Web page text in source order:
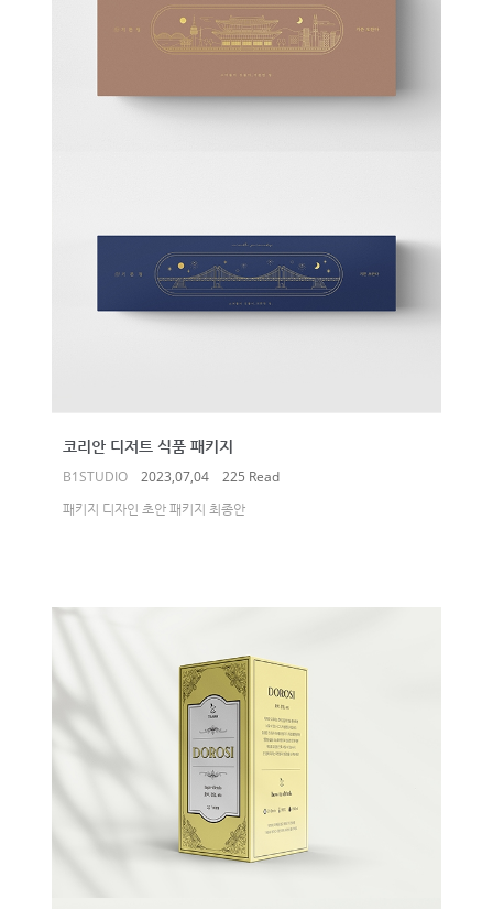
코리안 디저트 식품 패키지
B1STUDIO 2023,07,04
225 Read
패키지 디자인 초안 패키지 최종안